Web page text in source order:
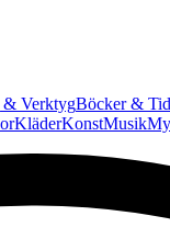
VerktygBöcker &
KläderKonstMusik